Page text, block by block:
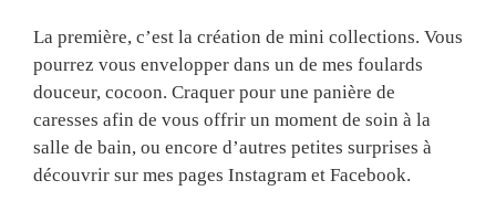
La première, c’est la création de mini collections. Vous
pourrez vous envelopper dans un de mes foulards
douceur, cocoon. Craquer pour une panière de
caresses afin de vous offrir un moment de soin à la
salle de bain, ou encore d’autres petites surprises à
découvrir sur mes pages Instagram et Facebook.